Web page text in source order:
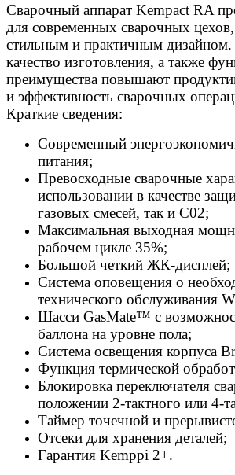
Сварочный аппарат Kempact RA
для современных сварочных цехов,
стильным и практичным
качество изготовления, а также
преимущества повышают
и эффективность сварочных
Краткие сведения:
Современный
питания;
Превосходные сварочные
использовании в качестве
газовых смесей, так и C02;
Максимальная выходная
рабочем цикле 35%;
Большой четкий ЖК-дисплей;
Система оповещения о
технического обслуживания
Шасси GasMate™ с
баллона на уровне пола;
Система освещения корпуса
Функция термической
Блокировка переключателя
положении 2-тактного или 4-
Таймер точечной и
Отсеки для хранения деталей;
Гарантия Kemppi 2+.